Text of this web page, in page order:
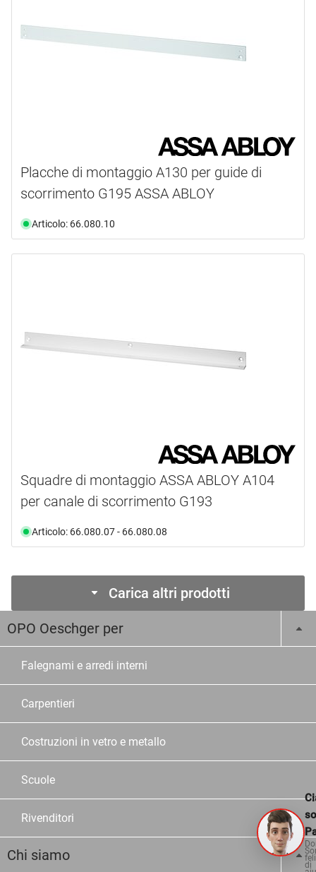
Placche di montaggio A130 per guide di
scorrimento G195 ASSA ABLOY
Articolo: 66.080.10
Squadre di montaggio ASSA ABLOY A104
per canale di scorrimento G193
Articolo: 66.080.07 - 66.080.08
Carica altri prodotti
OPO Oeschger per
Falegnami e arredi interni
Carpentieri
Costruzioni in vetro e metallo
Scuole
Rivenditori
Chi siamo
di